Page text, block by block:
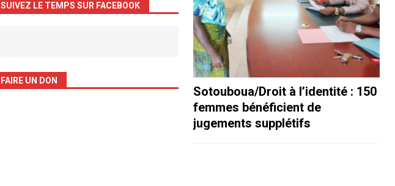
SUIVEZ LE TEMPS SUR FACEBOOK
FAIRE UN DON
Sotouboua/Droit à l’identité : 150
femmes bénéficient de
jugements supplétifs